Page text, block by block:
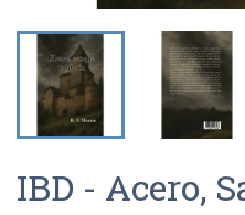
IBD - Acero,